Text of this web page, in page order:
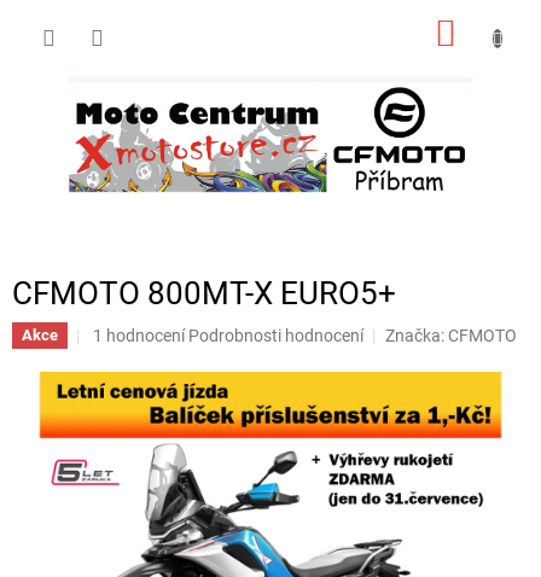
CFMOTO 800MT-X EURO5+
Akce
Průměrné
produktu
je
5,0
5
hvězdiček.
1 hodnocení Podrobnosti hodnocení Značka:CFMOTO